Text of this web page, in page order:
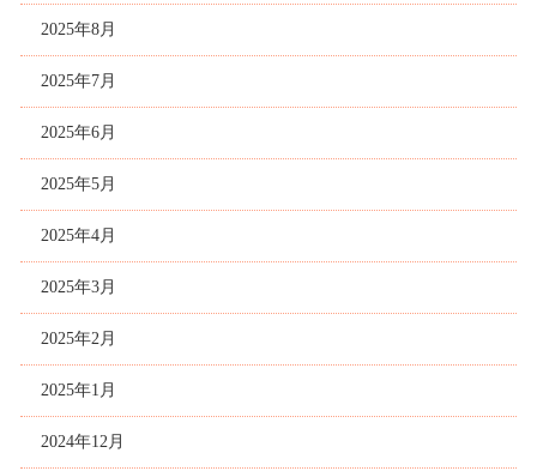
2025年8月
2025年7月
2025年6月
2025年5月
2025年4月
2025年3月
2025年2月
2025年1月
2024年12月